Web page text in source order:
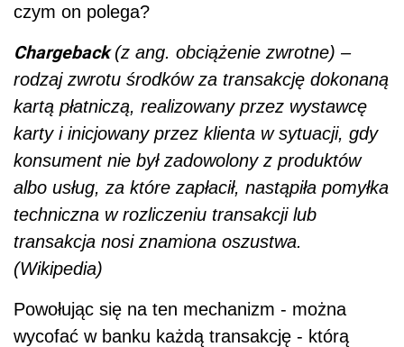
czym on polega?
Chargeback(z ang. obciążenie zwrotne) –
rodzaj zwrotu środków za transakcję dokonaną
kartą płatniczą, realizowany przez wystawcę
karty i inicjowany przez klienta w sytuacji, gdy
konsument nie był zadowolony z produktów
albo usług, za które zapłacił, nastąpiła pomyłka
techniczna w rozliczeniu transakcji lub
transakcja nosi znamiona oszustwa.
(Wikipedia)
Powołując się na ten mechanizm - można
wycofać w banku każdą transakcję - którą